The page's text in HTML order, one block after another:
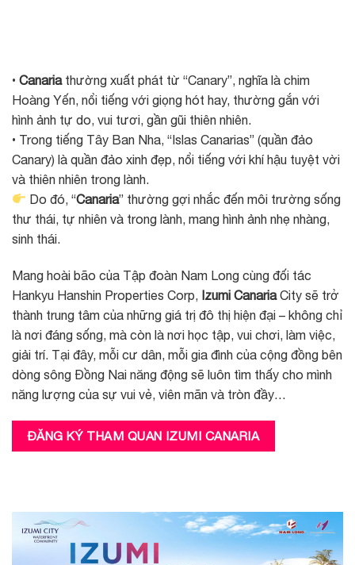
• Canariathường xuất phát từ “Canary”, nghĩa là chim
Hoàng Yến, nổi tiếng với giọng hót hay, thường gắn với
hình ảnh tự do, vui tươi, gần gũi thiên nhiên.
• Trong tiếng Tây Ban Nha, “Islas Canarias” (quần đảo
Canary) là quần đảo xinh đẹp, nổi tiếng với khí hậu tuyệt vời
và thiên nhiên trong lành.
Do đó, “Canaria” thường gợi nhắc đến môi trường sống
thư thái, tự nhiên và trong lành, mang hình ảnh nhẹ nhàng,
sinh thái.
Mang hoài bão của Tập đoàn Nam Long cùng đối tác
Hankyu Hanshin Properties Corp,
Izumi Canaria City sẽ trở
thành trung tâm của những giá trị đô thị hiện đại – không chỉ
là nơi đáng sống, mà còn là nơi học tập, vui chơi, làm việc,
giải trí. Tại đây, mỗi cư dân, mỗi gia đình của cộng đồng bên
dòng sông Đồng Nai năng động sẽ luôn tìm thấy cho mình
năng lượng của sự vui vẻ, viên mãn và tròn đầy…
ĐĂNG KÝ THAM QUAN IZUMI CANARIA